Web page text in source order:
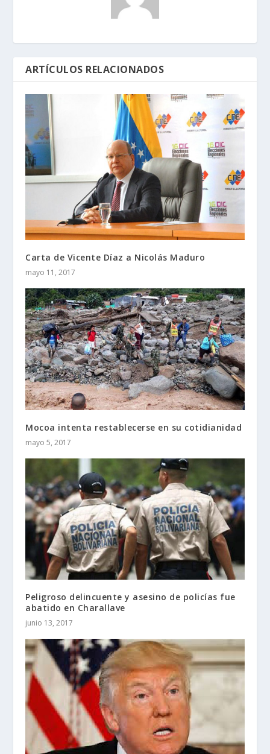
ARTÍCULOS RELACIONADOS
Carta de Vicente Díaz a Nicolás Maduro
mayo 11, 2017
Mocoa intenta restablecerse en su cotidianidad
mayo 5, 2017
Peligroso delincuente y asesino de policías fue
abatido en Charallave
junio 13, 2017